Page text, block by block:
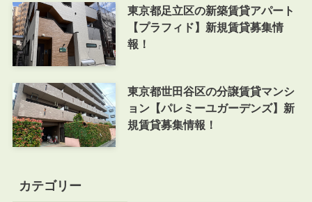
東京都足立区の新築賃貸アパート
【プラフィド】新規賃貸募集情
報！
東京都世田谷区の分譲賃貸マンシ
ョン【パレミーユガーデンズ】新
規賃貸募集情報！
カテゴリー